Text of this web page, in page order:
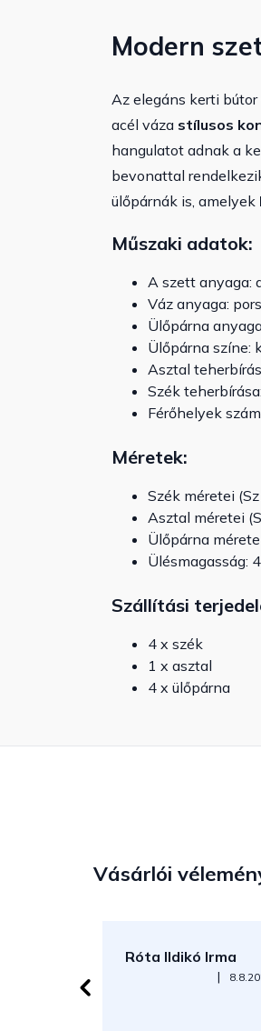
Modern
Az elegáns kerti
acél váza stílusos
hangulatot adnak a
bevonattal
ülőpárnák is, amelyek
Műszaki adatok:
A szett anyaga:
Váz anyaga:
Ülőpárna
Ülőpárna színe:
Asztal
Szék
Férőhelyek
Méretek:
Szék méretei
Asztal méretei
Ülőpárna
Ülésmagasság:
Szállítási
4 x szék
1 x asztal
4 x ülőpárna
Vásárlói
Róta Ildikó Irma
Az áruház |